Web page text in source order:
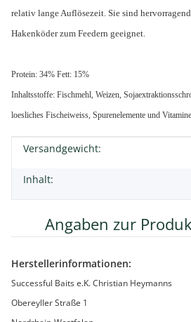
relativ lange Auflösezeit. Sie sind
Hakenköder zum Feedern geeignet.
Protein: 34% Fett: 15%
Inhaltsstoffe: Fischmehl, Weizen,
loesliches Fischeiweiss, Spurenelemente und Vitamine
Produkteigenschaft
Wert
Versandgewicht:
Inhalt:
Angaben zur
Herstellerinformationen:
Successful Baits e.K. Christian Heymanns
Obereyller Straße 1